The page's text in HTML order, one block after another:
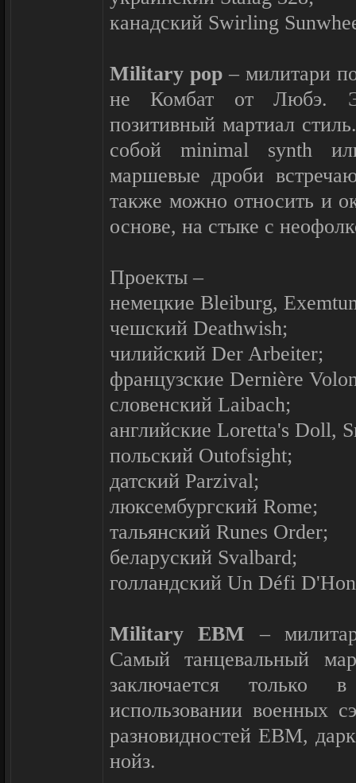
канадский Swirling
Military pop – милитари
не Комбат от Любэ.
позитивный мартиал
собой minimal synth
маршевые дроби
также можно относить и
основе, на стыке с
Проекты –
немецкие Bleiburg,
чешский Deathwish;
чилийский Der Arbeiter;
французские Dernière
словенский Laibach;
английские Loretta's Doll,
польский Outofsight;
датский Parzival;
люксембургский Rome;
тальянский Runes Order;
беларуский Svalbard;
голландский Un Défi
Military EBM –
Самый танцевальный
заключается только
использовании военных
разновидностей ЕВМ,
нойз.